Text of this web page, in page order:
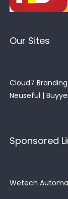
Our Sites
Cloud7
Neuseful |
Sponsored
Wetech